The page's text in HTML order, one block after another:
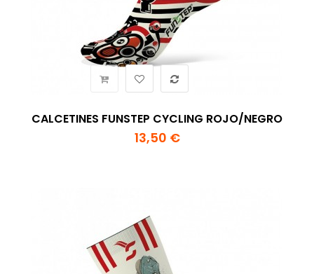
CALCETINES FUNSTEP CYCLING ROJO/NEGRO
13,50 €